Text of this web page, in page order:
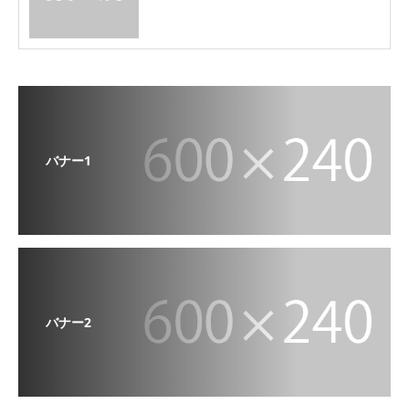
バナー1
バナー2